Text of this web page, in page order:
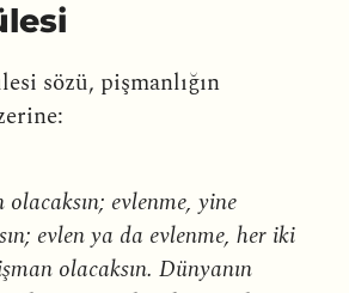
sözü, pişmanlığın
evlenme, yine
evlen ya da evlenme, her iki
olacaksın. Dünyanın